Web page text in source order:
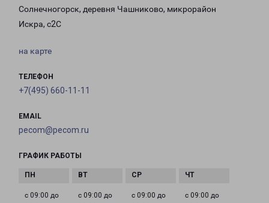
Солнечногорск, деревня Чашниково, микрорайон
Искра, с2С
на карте
ТЕЛЕФОН
+7(495) 660-11-11
EMAIL
pecom@pecom.ru
ГРАФИК РАБОТЫ
с 09:00 до
с 09:00 до
с 09:00 до
с 09:00 до